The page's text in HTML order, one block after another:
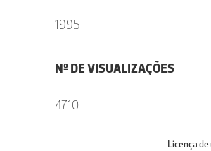
1995
Nº DE VISUALIZAÇÕES
4710
Licença